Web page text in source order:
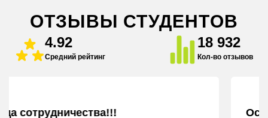
ОТЗЫВЫ СТУДЕНТОВ
4.92 18 932